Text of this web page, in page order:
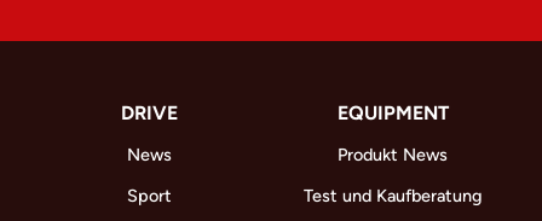
DRIVE
News
Sport
EQUIPMENT
Produkt News
Test und Kaufberatung